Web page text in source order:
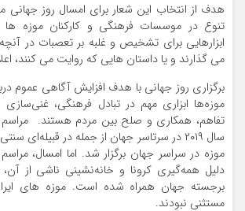
هدف از انتخاب این شعار برای امسال روز جهانی
تنوع در موسسات فرهنگی و کارکنان موزه
ابزارهایی برای تشخیص و غلبه بر تعصبات در
می گذارند و یا داستان هایی که روایت می کنند،
برگزاری روز جهانی با هدف افزایش آگاهی عموم
موزه‌ها ابزاری مهم در تبادل فرهنگی،
تفاهم، همکاری و صلح بین مردم هستند. مراسم
سال ۲۰۱۹ در سرتاسر جهان از جمله در قبیله‌ای
موزه در سراسر جهان برگزار شد. اما امسال،
برجسته جهان همراه شده است. موزه های
مستثنی نبودند.